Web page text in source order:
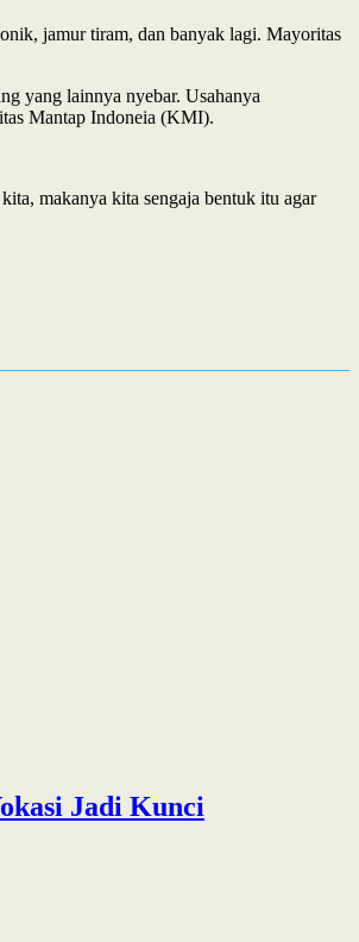
jamur tiram, dan banyak lagi. Mayoritas
yang lainnya nyebar. Usahanya
Mantap Indoneia (KMI).
makanya kita sengaja bentuk itu agar
Jadi Kunci